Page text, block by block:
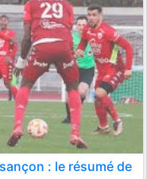
: le résumé de